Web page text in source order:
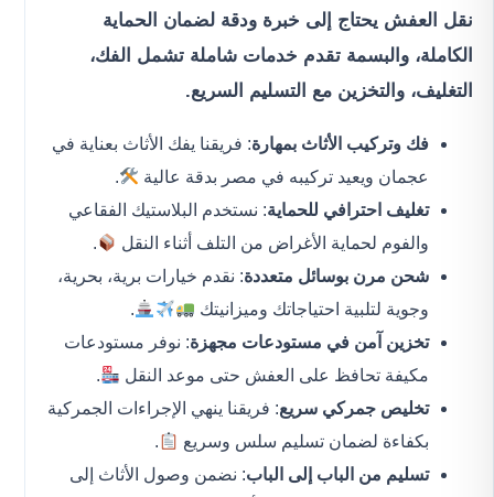
نقل العفش يحتاج إلى خبرة ودقة لضمان الحماية
الكاملة، والبسمة تقدم خدمات شاملة تشمل الفك،
التغليف، والتخزين مع التسليم السريع.
فك وتركيب الأثاث بمهارة: فريقنا يفك الأثاث بعناية في
عجمان ويعيد تركيبه في مصر بدقة عالية
.
تغليف احترافي للحماية: نستخدم البلاستيك الفقاعي
والفوم لحماية الأغراض من التلف أثناء النقل
.
شحن مرن بوسائل متعددة: نقدم خيارات برية، بحرية،
وجوية لتلبية احتياجاتك وميزانيتك
.
تخزين آمن في مستودعات مجهزة: نوفر مستودعات
مكيفة تحافظ على العفش حتى موعد النقل
.
تخليص جمركي سريع: فريقنا ينهي الإجراءات الجمركية
بكفاءة لضمان تسليم سلس وسريع
.
تسليم من الباب إلى الباب: نضمن وصول الأثاث إلى